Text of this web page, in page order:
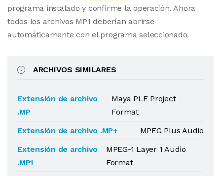
programa instalado y confirme la operación. Ahora
todos los archivos MP1 deberían abrirse
automáticamente con el programa seleccionado.
ARCHIVOS SIMILARES
Extensión de archivo
.MP
Maya PLE Project
Format
Extensión de archivo .MP+
MPEG Plus Audio
Extensión de archivo
.MP1
MPEG-1 Layer 1 Audio
Format